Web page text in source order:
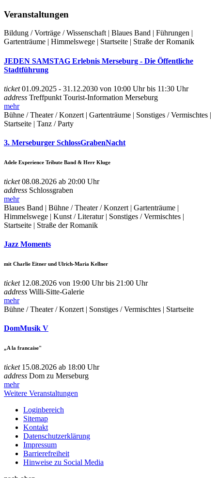
Veranstaltungen
Bildung / Vorträge / Wissenschaft | Blaues Band | Führungen |
Gartenträume | Himmelswege | Startseite | Straße der Romanik
JEDEN SAMSTAG Erlebnis Merseburg - Die Öffentliche
Stadtführung
ticket01.09.2025 - 31.12.2030 von 10:00 Uhr bis 11:30 Uhr
address Treffpunkt Tourist-Information Merseburg
mehr
Bühne / Theater / Konzert | Gartenträume | Sonstiges / Vermischtes |
Startseite | Tanz / Party
3. Merseburger SchlossGrabenNacht
Adele Experience Tribute Band & Herr Kluge
ticket08.08.2026 ab 20:00 Uhr
address Schlossgraben
mehr
Blaues Band | Bühne / Theater / Konzert | Gartenträume |
Himmelswege | Kunst / Literatur | Sonstiges / Vermischtes |
Startseite | Straße der Romanik
Jazz Moments
mit Charlie Eitner und Ulrich-Maria Kellner
ticket12.08.2026 von 19:00 Uhr bis 21:00 Uhr
address Willi-Sitte-Galerie
mehr
Bühne / Theater / Konzert | Sonstiges / Vermischtes | Startseite
DomMusik V
„A la francaise"
ticket15.08.2026 ab 18:00 Uhr
address Dom zu Merseburg
mehr
Weitere Veranstaltungen
Loginbereich
Sitemap
Kontakt
Datenschutzerklärung
Impressum
Barrierefreiheit
Hinweise zu Social Media